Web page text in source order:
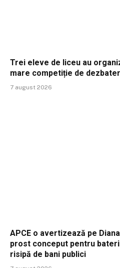
Trei eleve de liceu au
mare competiție de
7 august 2026
APCE o avertizează pe
prost conceput pentru
risipă de bani publici